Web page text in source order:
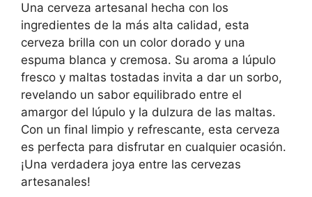
Una cerveza artesanal hecha con los
ingredientes de la más alta calidad, esta
cerveza brilla con un color dorado y una
espuma blanca y cremosa. Su aroma a lúpulo
fresco y maltas tostadas invita a dar un sorbo,
revelando un sabor equilibrado entre el
amargor del lúpulo y la dulzura de las maltas.
Con un final limpio y refrescante, esta cerveza
es perfecta para disfrutar en cualquier ocasión.
¡Una verdadera joya entre las cervezas
artesanales!